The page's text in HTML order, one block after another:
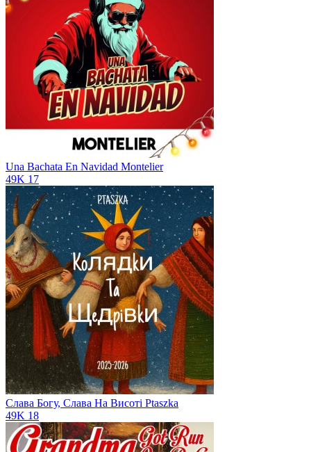
Una Bachata En Navidad Montelier
49K 17
Слава Богу, Слава На Висоті Ptaszka
49K 18